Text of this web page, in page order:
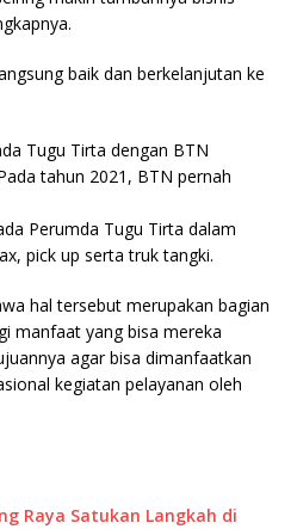
baik dan berkelanjutan ke
Tugu Tirta dengan BTN
tahun 2021, BTN pernah
Perumda Tugu Tirta dalam
pick up serta truk tangki.
hal tersebut merupakan bagian
manfaat yang bisa mereka
agar bisa dimanfaatkan
kegiatan pelayanan oleh
Raya Satukan Langkah di